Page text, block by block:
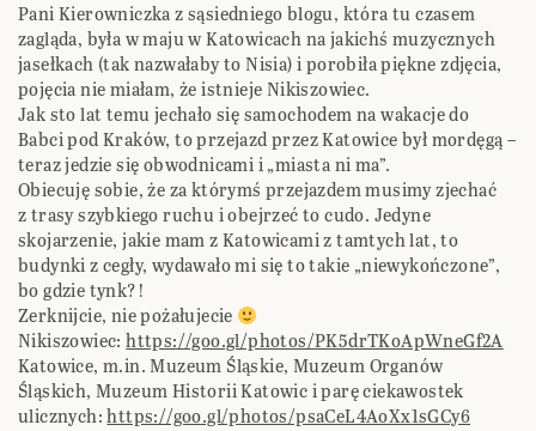
Pani Kierowniczka z sąsiedniego blogu, która tu czasem
zagląda, była w maju w Katowicach na jakichś muzycznych
jasełkach (tak nazwałaby to Nisia) i porobiła piękne zdjęcia,
pojęcia nie miałam, że istnieje Nikiszowiec.
Jak sto lat temu jechało się samochodem na wakacje do
Babci pod Kraków, to przejazd przez Katowice był mordęgą –
teraz jedzie się obwodnicami i „miasta ni ma”.
Obiecuję sobie, że za którymś przejazdem musimy zjechać
z trasy szybkiego ruchu i obejrzeć to cudo. Jedyne
skojarzenie, jakie mam z Katowicami z tamtych lat, to
budynki z cegły, wydawało mi się to takie „niewykończone”,
bo gdzie tynk?!
Zerknijcie, nie pożałujecie
Nikiszowiec:https://goo.gl/photos/PK5drTKoApWneGf2A
Katowice, m.in. Muzeum Śląskie, Muzeum Organów
Śląskich, Muzeum Historii Katowic i parę ciekawostek
ulicznych:https://goo.gl/photos/psaCeL4AoXx1sGCy6